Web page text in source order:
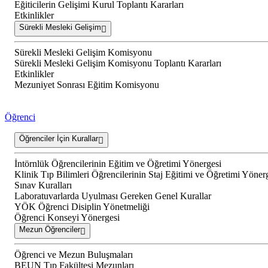
Eğiticilerin Gelişimi Kurul Toplantı Kararları
Etkinlikler
Sürekli Mesleki Gelişim
Sürekli Mesleki Gelişim Komisyonu
Sürekli Mesleki Gelişim Komisyonu Toplantı Kararları
Etkinlikler
Mezuniyet Sonrası Eğitim Komisyonu
Öğrenci
Öğrenciler İçin Kurallar
İntörnlük Öğrencilerinin Eğitim ve Öğretimi Yönergesi
Klinik Tıp Bilimleri Öğrencilerinin Staj Eğitimi ve Öğretimi
Sınav Kuralları
Laboratuvarlarda Uyulması Gereken Genel Kurallar
YÖK Öğrenci Disiplin Yönetmeliği
Öğrenci Konseyi Yönergesi
Mezun Öğrenciler
Öğrenci ve Mezun Buluşmaları
BEUN Tıp Fakültesi Mezunları